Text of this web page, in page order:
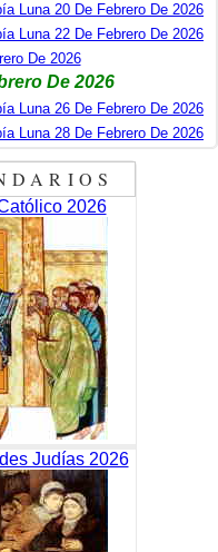
Luna 20 De Febrero De 2026
Luna 22 De Febrero De 2026
De 2026
De 2026
Luna 26 De Febrero De 2026
Luna 28 De Febrero De 2026
2026
Judías 2026